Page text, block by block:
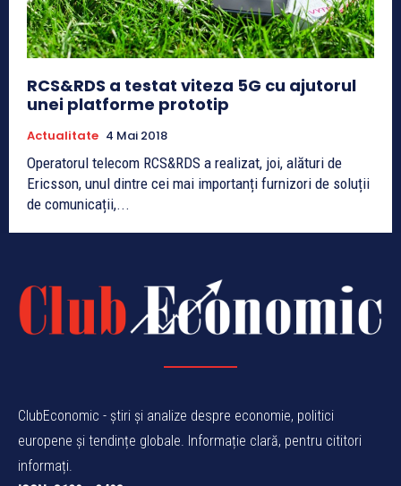
RCS&RDS a testat viteza 5G cu ajutorul
unei platforme prototip
Actualitate 4 Mai 2018
Operatorul telecom RCS&RDS a realizat, joi, alături de
Ericsson, unul dintre cei mai importanți furnizori de soluții
de comunicații,...
ClubEconomic - știri și analize despre economie, politici
europene și tendințe globale. Informație clară, pentru cititori
informați.